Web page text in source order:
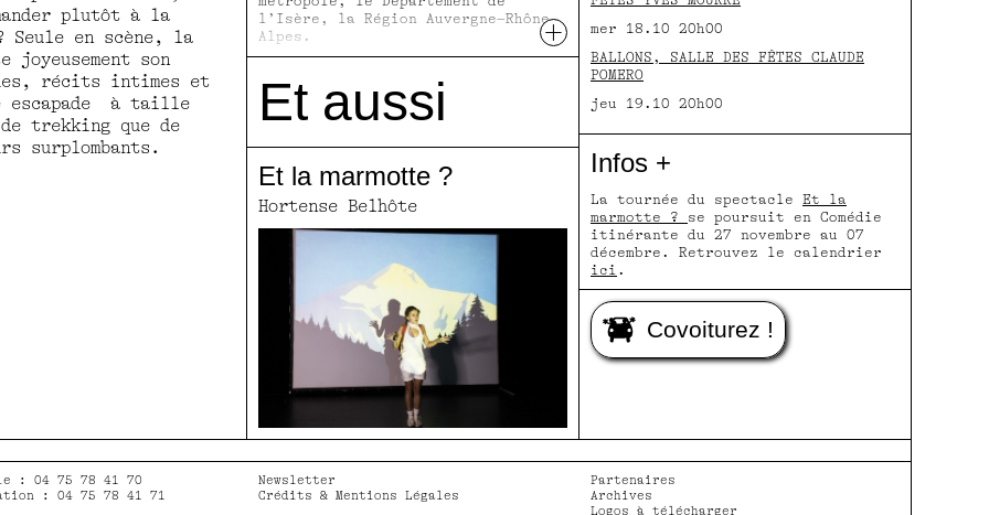
plutôt à la
Seule en scène, la
joyeusement son
récits intimes et
escapade à taille
trekking que de
surplombants.
l’Isère, la Région Auvergne–Rhône-
Alpes.
Remerciements:Léa Sallenave,
doctorante à l’UNIGE, Naïm Aït
Sidhoum, Valentin Lergès et Julien
Perrin des Films de la Villeneuve,
Techniques de Grenoble, Laura
Villeton-Pachot du Service Jeunesse
de la Communauté de Communes de
l’Oisans, Manon Crochemore de
équipes du TMG, de l’Hexagone et du
Centre chorégraphique national de
Grenoble.
+
Et aussi
Et la marmotte ?
Hortense Belhôte
mer 18.10 20h00
BALLONS, SALLE DES FÊTES CLAUDE
POMERO
jeu 19.10 20h00
Infos +
La tournée du spectacle Et la
marmotte ? se poursuit en Comédie
itinérante du 27 novembre au 07
décembre. Retrouvez le calendrier
ici .
Covoiturez !
: 04 75 78 41 70
: 04 75 78 41 71
Newsletter
Crédits & Mentions Légales
Partenaires
Archives
Logos à télécharger